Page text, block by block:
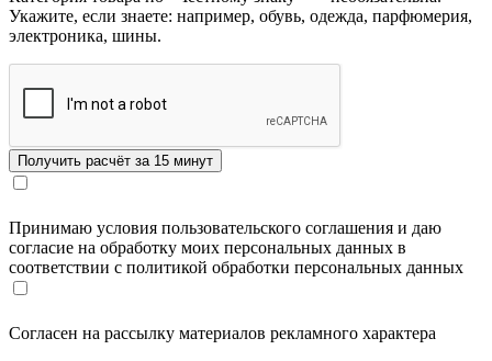
Укажите, если знаете: например, обувь, одежда, парфюмерия,
электроника, шины.
Принимаю условия пользовательского соглашения и даю
согласие на обработку моих персональных данных в
соответствии с политикой обработки персональных данных
Согласен на рассылку материалов рекламного характера